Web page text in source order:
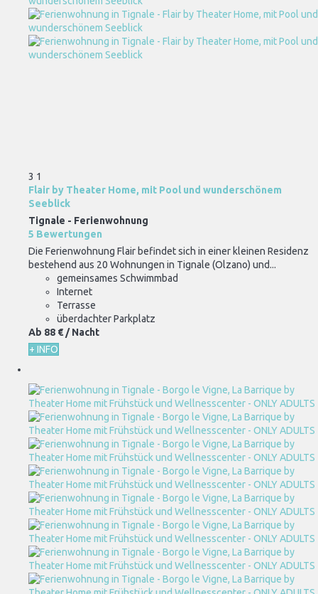
3 1
Flair by Theater Home, mit Pool und wunderschönem
Seeblick
Tignale - Ferienwohnung
5 Bewertungen
Die Ferienwohnung Flair befindet sich in einer kleinen Residenz
bestehend aus 20 Wohnungen in Tignale (Olzano) und...
gemeinsames Schwimmbad
Internet
Terrasse
überdachter Parkplatz
Ab 88 € / Nacht
+ INFO